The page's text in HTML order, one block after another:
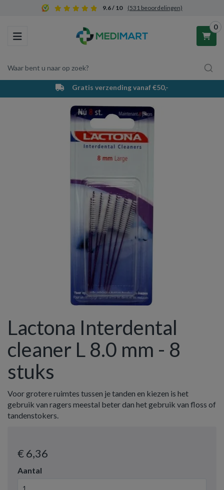
9.6 / 10 (531 beoordelingen)
Toggle navigation
Waar bent u naar op zoek?
0
Winkelwagen
Uw winkelwagen is leeg.
Vul hem met producten.
Gratis verzending vanaf €50,-
Lactona Interdental
cleaner L 8.0 mm - 8
stuks
Voor grotere ruimtes tussen je tanden en kiezen is het
gebruik van ragers meestal beter dan het gebruik van floss of
tandenstokers.
€ 6,36
Aantal